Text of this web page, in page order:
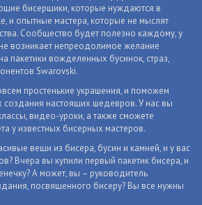
бисерщики, которые нуждаются в
и опытные мастера, которые не мыслят
Сообщество будет полезно каждому, у
возникает непреодолимое желание
пакетики вожделенных бусинок, страз,
Swarovski.
простенькие украшения, и поможем
создания настоящих шедевров. У нас вы
видео-уроки, а также сможете
у известных бисерных мастеров.
вещи из бисера, бусин и камней, и у вас
Вчера вы купили первый пакетик бисера, и
А может, вы – руководитель
посвященного бисеру? Вы все нужны